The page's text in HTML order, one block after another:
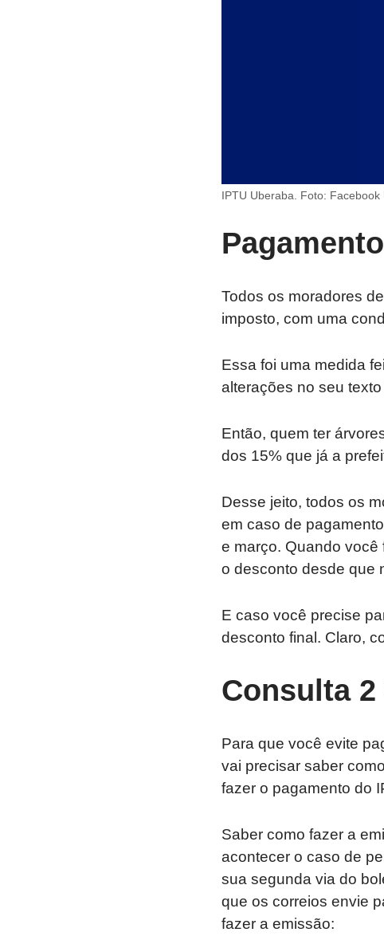
IPTU Uberaba. Foto: Facebook
Todos os moradores
imposto, com uma
Essa foi uma medida
alterações no seu
Então, quem ter
dos 15% que já a
Desse jeito, todos os
em caso de
e março. Quando
o desconto desde que
E caso você precise
desconto final. Claro,
Consulta 2
Para que você evite
vai precisar saber
fazer o pagamento do
Saber como fazer a
acontecer o caso de
sua segunda via do
que os correios envie
fazer a emissão: